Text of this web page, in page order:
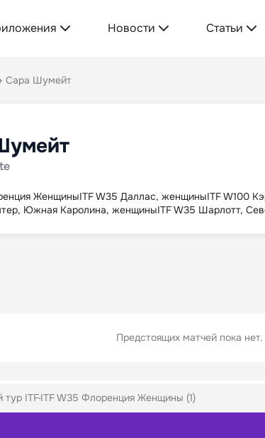
Новости Статьи
Сара Шумейт
ЖенщиныITF W35 Даллас, женщиныITF W100
Южная Каролина, женщиныITF W35 Шарлотт,
Предстоящих матчей пока нет.
тур ITFITF W35 Флоренция Женщины (1)